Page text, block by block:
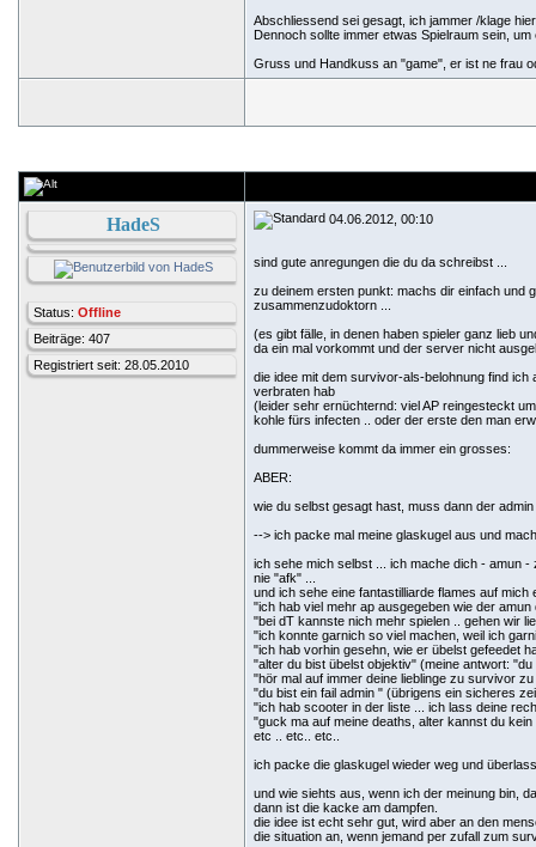
Abschliessend sei gesagt, ich jammer /klage
Dennoch sollte immer etwas Spielraum sein,
Gruss und Handkuss an "game", er ist ne frau
HadeS
Status: Offline
Beiträge: 407
Registriert seit: 28.05.2010
04.06.2012, 00:10
sind gute anregungen die du da schreibst ...
zu deinem ersten punkt: machs dir einfach und
zusammenzudoktorn ...
(es gibt fälle, in denen haben spieler ganz lieb
da ein mal vorkommt und der server nicht
die idee mit dem survivor-als-belohnung find
verbraten hab
(leider sehr ernüchternd: viel AP reingesteckt
kohle fürs infecten .. oder der erste den man
dummerweise kommt da immer ein grosses:
ABER:
wie du selbst gesagt hast, muss dann der
--> ich packe mal meine glaskugel aus und
ich sehe mich selbst ... ich mache dich - amun
nie "afk" ...
und ich sehe eine fantastilliarde flames auf mich
"ich hab viel mehr ap ausgegeben wie der amun
"bei dT kannste nich mehr spielen .. gehen wir
"ich konnte garnich so viel machen, weil ich
"ich hab vorhin gesehn, wie er übelst gefeedet
"alter du bist übelst objektiv" (meine antwort:
"hör mal auf immer deine lieblinge zu survivor
"du bist ein fail admin " (übrigens ein sicheres
"ich hab scooter in der liste ... ich lass deine
"guck ma auf meine deaths, alter kannst du
etc .. etc.. etc..
ich packe die glaskugel wieder weg und
und wie siehts aus, wenn ich der meinung bin,
dann ist die kacke am dampfen.
die idee ist echt sehr gut, wird aber an den
die situation an, wenn jemand per zufall zum